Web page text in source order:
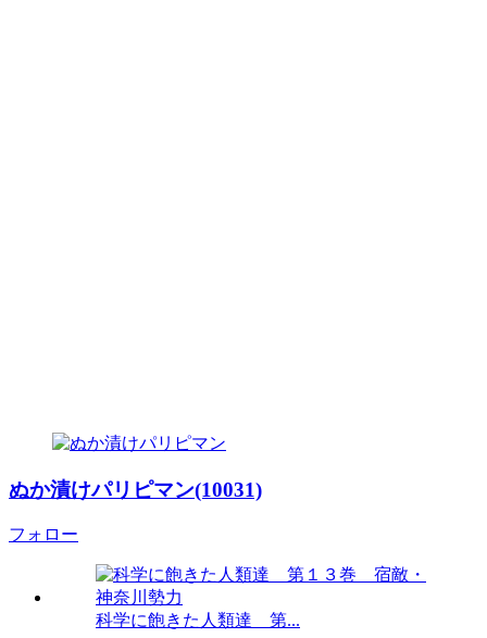
ぬか漬けパリピマン(10031)
フォロー
科学に飽きた人類達 第...